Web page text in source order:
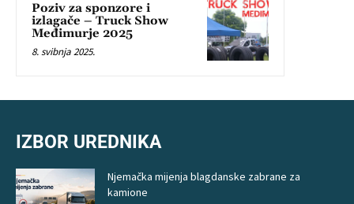
Poziv za sponzore i
izlagače – Truck Show
Međimurje 2025
8. svibnja 2025.
IZBOR UREDNIKA
Njemačka mijenja blagdanske zabrane za
kamione